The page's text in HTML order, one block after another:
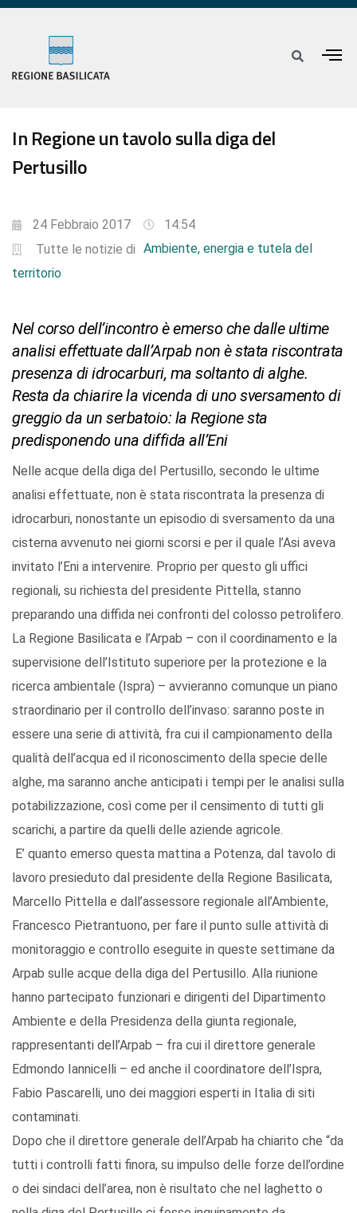
In Regione un tavolo sulla diga del
Pertusillo
24 Febbraio 2017
14:54
Tutte le notizie di Ambiente, energia e tutela del
territorio
Nel corso dell’incontro è emerso che dalle ultime
analisi effettuate dall’Arpab non è stata riscontrata
presenza di idrocarburi, ma soltanto di alghe.
Resta da chiarire la vicenda di uno sversamento di
greggio da un serbatoio: la Regione sta
predisponendo una diffida all’Eni
Nelle acque della diga del Pertusillo, secondo le ultime
analisi effettuate, non è stata riscontrata la presenza di
idrocarburi, nonostante un episodio di sversamento da una
cisterna avvenuto nei giorni scorsi e per il quale l’Asi aveva
invitato l’Eni a intervenire. Proprio per questo gli uffici
regionali, su richiesta del presidente Pittella, stanno
preparando una diffida nei confronti del colosso petrolifero.
La Regione Basilicata e l’Arpab – con il coordinamento e la
supervisione dell’Istituto superiore per la protezione e la
ricerca ambientale (Ispra) – avvieranno comunque un piano
straordinario per il controllo dell’invaso: saranno poste in
essere una serie di attività, fra cui il campionamento della
qualità dell’acqua ed il riconoscimento della specie delle
alghe, ma saranno anche anticipati i tempi per le analisi sulla
potabilizzazione, così come per il censimento di tutti gli
scarichi, a partire da quelli delle aziende agricole.
E’ quanto emerso questa mattina a Potenza, dal tavolo di
lavoro presieduto dal presidente della Regione Basilicata,
Marcello Pittella e dall’assessore regionale all’Ambiente,
Francesco Pietrantuono, per fare il punto sulle attività di
monitoraggio e controllo eseguite in queste settimane da
Arpab sulle acque della diga del Pertusillo. Alla riunione
hanno partecipato funzionari e dirigenti del Dipartimento
Ambiente e della Presidenza della giunta regionale,
rappresentanti dell’Arpab – fra cui il direttore generale
Edmondo Iannicelli – ed anche il coordinatore dell’Ispra,
Fabio Pascarelli, uno dei maggiori esperti in Italia di siti
contaminati.
Dopo che il direttore generale dell’Arpab ha chiarito che “da
tutti i controlli fatti finora, su impulso delle forze dell’ordine
o dei sindaci dell’area, non è risultato che nel laghetto o